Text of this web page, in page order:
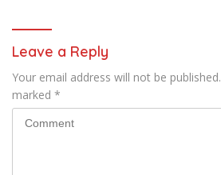
Leave a Reply
Your email address will not be published.
marked *